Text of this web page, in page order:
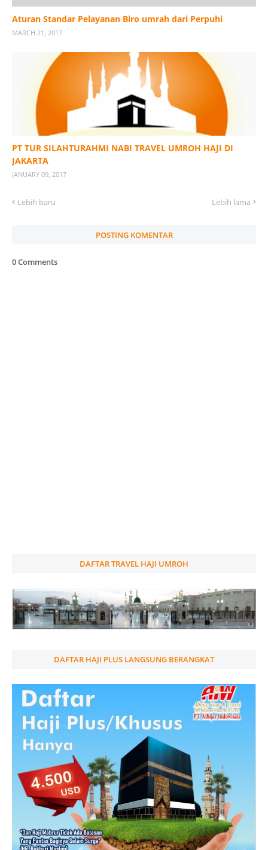
Aturan Standar Pelayanan Biro umrah dari Perpuhi
MARCH 21, 2017
PT TUR SILAHTURAHMI NABI TRAVEL UMROH HAJI DI
JAKARTA
JANUARY 09, 2017
Lebih baru Lebih lama
POSTING KOMENTAR
0 Comments
DAFTAR TRAVEL HAJI UMROH
DAFTAR HAJI PLUS LANGSUNG BERANGKAT